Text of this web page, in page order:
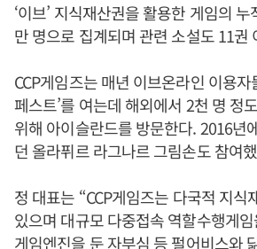
‘이브’ 지식재산권을 활용한 게임의
만 명으로 집계되며 관련 소설도 11권
CCP게임즈는 매년 이브온라인 이용자
페스트’를 여는데 해외에서 2천 명 정
위해 아이슬란드를 방문한다. 2016년
던 올라퓌르 라그나르 그림손도 참여
정 대표는 “CCP게임즈는 다국적 지식
있으며 대규모 다중접속 역할수행게
게임엔진을 둔 자부심 등 펄어비스와